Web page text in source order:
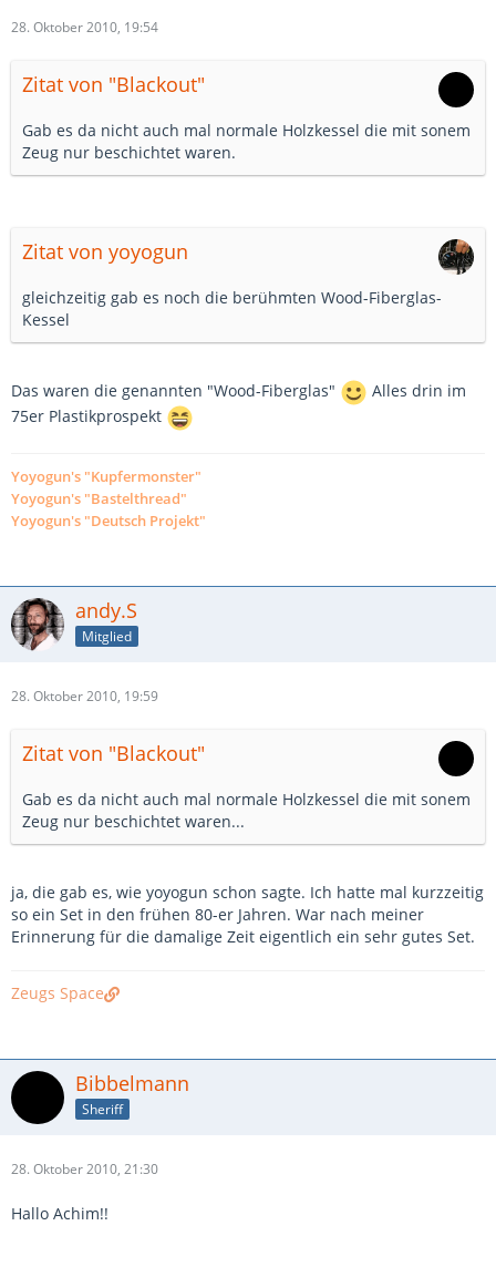
28. Oktober 2010, 19:54
Zitat von "Blackout"
Gab es da nicht auch mal normale Holzkessel die mit sonem
Zeug nur beschichtet waren.
Zitat von yoyogun
gleichzeitig gab es noch die berühmten Wood-Fiberglas-
Kessel
Das waren die genannten "Wood-Fiberglas"
Alles drin im
75er Plastikprospekt
Yoyogun's "Kupfermonster"
Yoyogun's "Bastelthread"
Yoyogun's "Deutsch Projekt"
andy.S
Mitglied
28. Oktober 2010, 19:59
Zitat von "Blackout"
Gab es da nicht auch mal normale Holzkessel die mit sonem
Zeug nur beschichtet waren...
ja, die gab es, wie yoyogun schon sagte. Ich hatte mal kurzzeitig
so ein Set in den frühen 80-er Jahren. War nach meiner
Erinnerung für die damalige Zeit eigentlich ein sehr gutes Set.
Zeugs Space
Bibbelmann
Sheriff
28. Oktober 2010, 21:30
Hallo Achim!!